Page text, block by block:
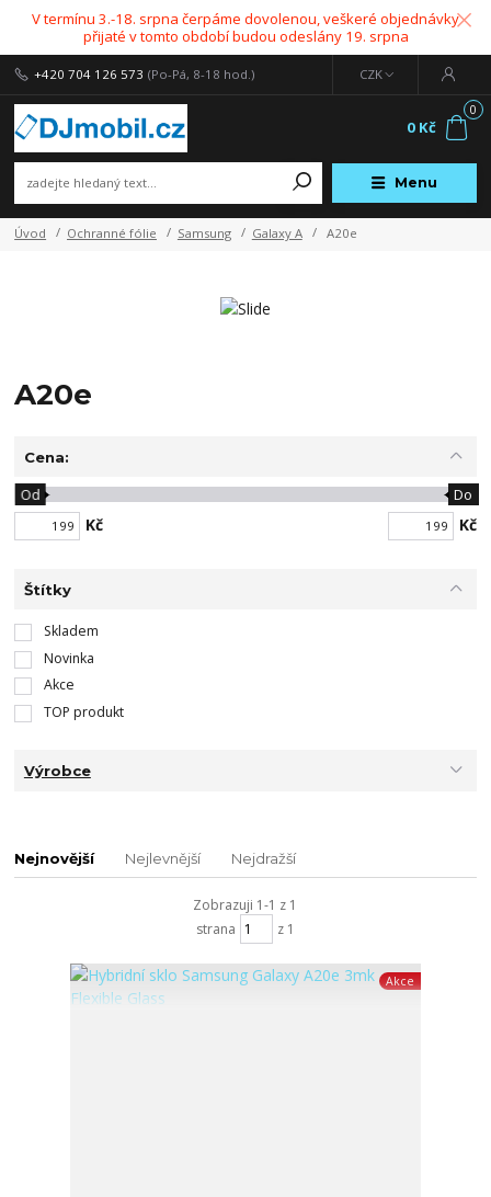
V termínu 3.-18. srpna čerpáme dovolenou, veškeré objednávky
přijaté v tomto období budou odeslány 19. srpna
Menu
CZK
+420 704 126 573 (Po-Pá, 8-18 hod.)
0
0 Kč
Úvod Ochranné fólie Samsung Galaxy A A20e
A20e
Cena:
Kč
Od Do
Kč
Štítky
Skladem
Novinka
Akce
TOP produkt
Výrobce
Nejnovější Nejlevnější Nejdražší
Zobrazuji 1-1 z 1
strana
z 1
Akce